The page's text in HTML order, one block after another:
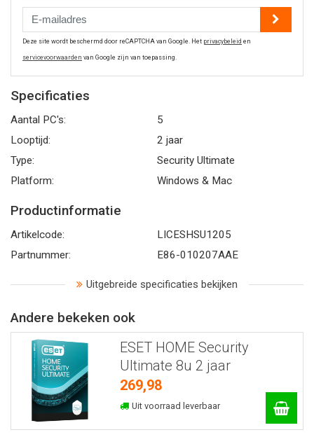
Deze site wordt beschermd door reCAPTCHA van Google. Het privacybeleid en
servicevoorwaarden van Google zijn van toepassing.
Specificaties
Aantal PC's:
5
Looptijd:
2 jaar
Type:
Security Ultimate
Platform:
Windows & Mac
Productinformatie
Artikelcode:
LICESHSU1205
Partnummer:
E86-010207AAE
Uitgebreide specificaties bekijken
Andere bekeken ook
ESET HOME Security
Ultimate 8u 2 jaar
269,98
Uit voorraad leverbaar